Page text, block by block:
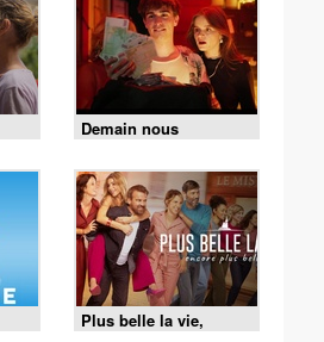
Demain nous
appartient
Plus belle la vie,